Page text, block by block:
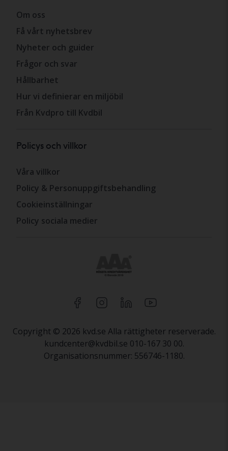
Om oss
Få vårt nyhetsbrev
Nyheter och guider
Frågor och svar
Hållbarhet
Hur vi definierar en miljöbil
Från Kvdpro till Kvdbil
Policys och villkor
Våra villkor
Policy & Personuppgiftsbehandling
Cookieinställningar
Policy sociala medier
Copyright © 2026 kvd.se Alla rättigheter reserverade.
kundcenter@kvdbil.se 010-167 30 00.
Organisationsnummer: 556746-1180.